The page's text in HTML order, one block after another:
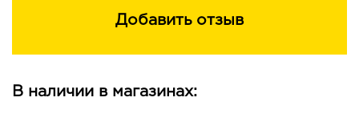
Добавить отзыв
В наличии в магазинах: